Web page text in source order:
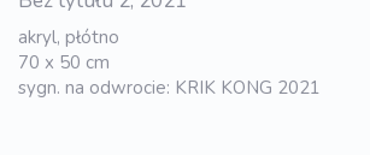
akryl, płótno
70 x 50 cm
sygn. na odwrocie: KRIK KONG 2021